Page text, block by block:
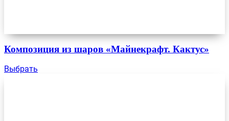
Композиция из шаров «Майнекрафт. Кактус»
Выбрать